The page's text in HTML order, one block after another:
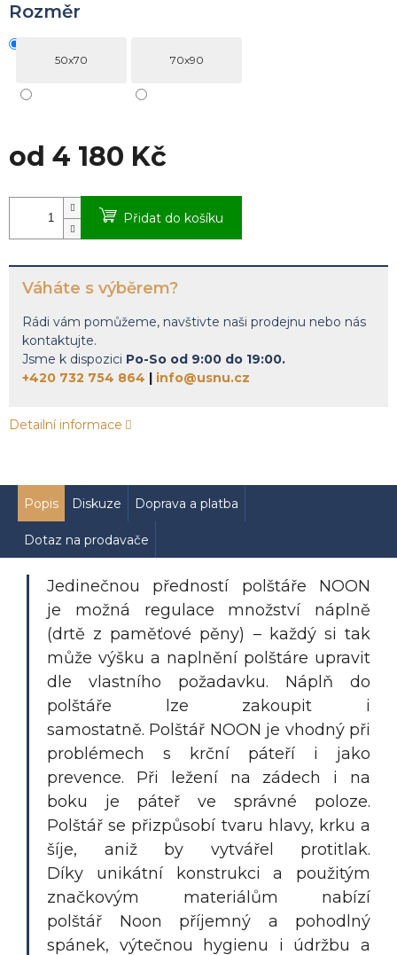
od 4 180 Kč
Rozměr
50x70 70x90
Přidat do košíku
Váháte s výběrem?
Rádi vám pomůžeme, navštivte naši prodejnu nebo nás
kontaktujte.
Jsme k dispozici Po-So od 9:00 do 19:00.
+420 732 754 864
info@usnu.cz
Detailní informace
Popis Diskuze Doprava a platba
Dotaz na prodavače
Jedinečnou předností polštáře NOON
je možná regulace množství náplně
(drtě z paměťové pěny) – každý si tak
může výšku a naplnění polštáre upravit
dle vlastního požadavku. Náplň do
polštáře lze zakoupit i
samostatně. Polštář NOON je vhodný při
problémech s krční páteří i jako
prevence. Při ležení na zádech i na
boku je páteř ve správné poloze.
Polštář se přizpůsobí tvaru hlavy, krku a
šíje, aniž by vytvářel protitlak.
Díky unikátní konstrukci a použitým
značkovým materiálům nabízí
polštář Noon příjemný a pohodlný
spánek, výtečnou hygienu i údržbu a